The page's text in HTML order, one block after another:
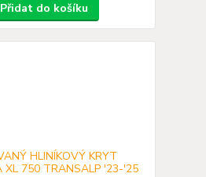
Přidat do košíku